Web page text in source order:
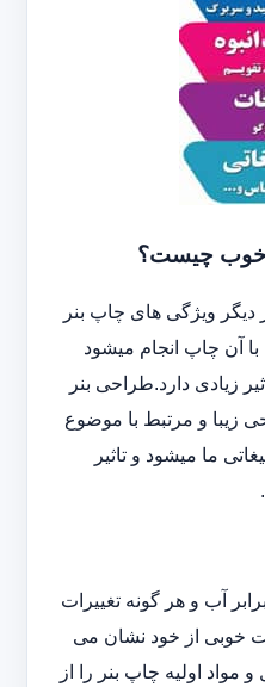
خوب چیست؟
ویژگی های چاپ بنر
آن چاپ انجام میشود
زیادی دارد.طراحی بنر
زیبا و مرتبط با موضوع
ما میشود و تاثیر
آب و هر گونه تغییرات
خوبی از خود نشان می
مواد اولیه چاپ بنر را از